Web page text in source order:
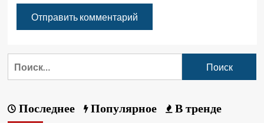
Последнее Популярное В тренде